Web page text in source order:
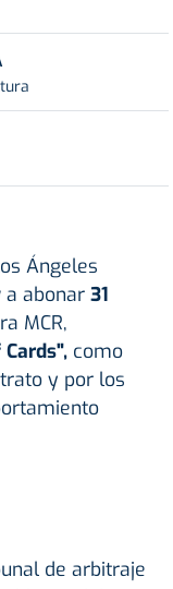
Ángeles
a abonar 31
MCR,
como
y por los
de arbitraje